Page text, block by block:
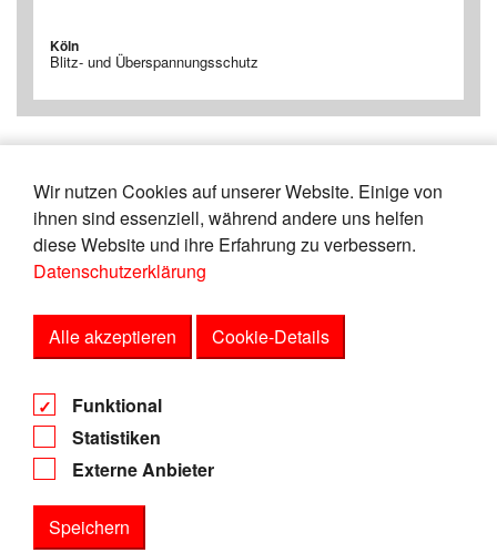
Wir nutzen Cookies auf unserer Website. Einige von
ihnen sind essenziell, während andere uns helfen
diese Website und ihre Erfahrung zu verbessern.
Datenschutzerklärung
Alle akzeptieren Cookie-Details
Funktional
Statistiken
Externe Anbieter
Speichern
Köln
Blitz- und Überspannungsschutz
« 17 18 19 20 21 22 23
24
25
26 »
Impressum